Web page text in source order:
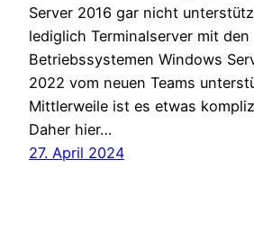
Server 2016 gar nicht
lediglich Terminalserver mit den
Betriebssystemen Windows
2022 vom neuen Teams
Mittlerweile ist es etwas
Daher hier…
27. April 2024